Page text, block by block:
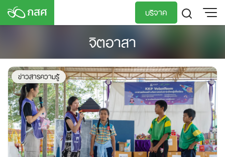
Skip
บริจาค
จิตอาสา
ข่าวสารความรู้